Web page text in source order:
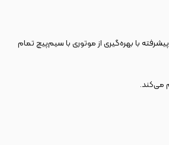
پیشرفته با بهره‌گیری از موتوری با سیم‌پیچ تمام